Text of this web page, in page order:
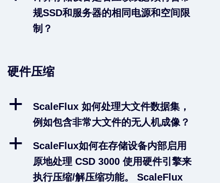
规SSD和服务器的相同电源和空间限
制？
硬件压缩
a
ScaleFlux 如何处理大文件数据集，
例如包含非常大文件的无人机成像？
a
ScaleFlux如何在存储设备内部启用
原地处理 CSD 3000 使用硬件引擎来
执行压缩/解压缩功能。 ScaleFlux